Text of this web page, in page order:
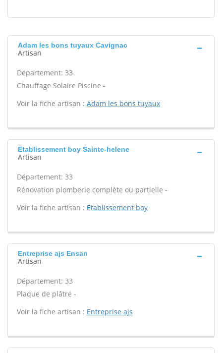
Adam les bons tuyaux Cavignac
Artisan
Département: 33
Chauffage Solaire Piscine -
Voir la fiche artisan : Adam les bons tuyaux
Etablissement boy Sainte-helene
Artisan
Département: 33
Rénovation plomberie complète ou partielle -
Voir la fiche artisan : Etablissement boy
Entreprise ajs Ensan
Artisan
Département: 33
Plaque de plâtre -
Voir la fiche artisan : Entreprise ajs